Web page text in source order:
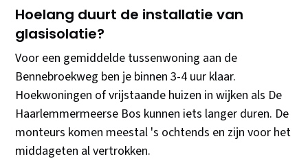
Hoelang duurt de installatie van
glasisolatie?
Voor een gemiddelde tussenwoning aan de
Bennebroekweg ben je binnen 3-4 uur klaar.
Hoekwoningen of vrijstaande huizen in wijken als De
Haarlemmermeerse Bos kunnen iets langer duren. De
monteurs komen meestal 's ochtends en zijn voor het
middageten al vertrokken.